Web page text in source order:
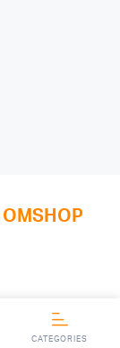
OMSHOP
CATEGORIES